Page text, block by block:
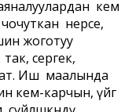
кем
нерсе,
жоготуу
сергек,
Иш маалында
кем-карчын, үйгө